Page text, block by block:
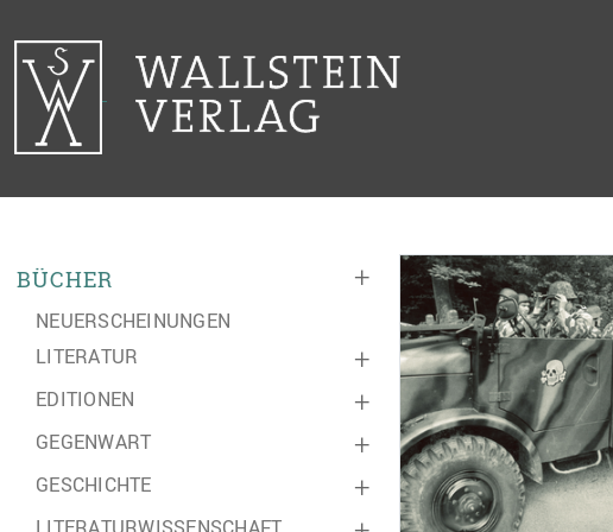
+
BÜCHER
NEUERSCHEINUNGEN
+
LITERATUR
+
EDITIONEN
+
GEGENWART
+
GESCHICHTE